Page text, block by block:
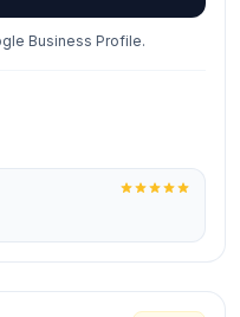
Business Profile.